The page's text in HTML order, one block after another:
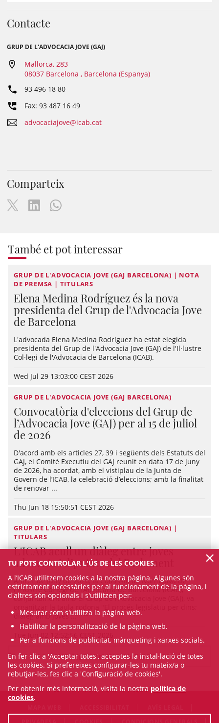
Contacte
GRUP DE L'ADVOCACIA JOVE (GAJ)
Mallorca, 283
08037 Barcelona , Barcelona (Espanya)
93 496 18 80
Fax: 93 487 16 49
advocaciajove@icab.cat
Comparteix
També et pot interessar
GRUP DE L'ADVOCACIA JOVE (GAJ BARCELONA) | NOTA
DE PREMSA | TITULARS
Elena Medina Rodríguez és la nova
presidenta del Grup de l'Advocacia Jove
de Barcelona
L'advocada Elena Medina Rodríguez ha estat elegida
presidenta del Grup de l'Advocacia Jove (GAJ) de l'Il·lustre
Col·legi de l'Advocacia de Barcelona (ICAB).
Wed Jul 29 13:03:00 CEST 2026
GRUP DE L'ADVOCACIA JOVE (GAJ BARCELONA)
Convocatòria d'eleccions del Grup de
l’Advocacia Jove (GAJ) per al 15 de juliol
de 2026
D'acord amb els articles 27, 39 i següents dels Estatuts del
GAJ, el Comitè Executiu del GAJ reunit en data 17 de juny
de 2026, ha acordat, amb el vistiplau de la Junta de
Govern de l’ICAB, la celebració d’eleccions; amb la finalitat
de renovar ...
Thu Jun 18 15:50:51 CEST 2026
GRUP DE L'ADVOCACIA JOVE (GAJ BARCELONA) |
TITULARS
L'ICAB acull un diàleg entre joves
advocats i diputats del Parlament
Ahir, 1 de juny de 2026, la Comissió de Normativa de
l'Il·lustre Col·legi de l’Advocacia de Barcelona (ICAB),
conjuntament amb el Grup de l'Advocacia Jove (GAJ), va
diàleg amb joves ...
Tue Jun 02 12:52:56 CEST 2026
VEURE TOTES LES NOTÍCIES
TU POTS CONTROLAR L'ÚS DE LES COOKIES.
A l’ICAB utilitzem cookies a la nostra pàgina. Algunes són
estrictament necessàries per al funcionament de la pàgina, i
d'altres són opcionals i s'utilitzen per:
Mesurar com s'utilitza la pàgina web.
Habilitar la personalització de la pàgina web.
Per a funcions de publicitat, màrqueting i xarxes socials.
En fer clic a 'Acceptar totes', acceptes la instal·lació de totes
les cookies. Si prefereixes configurar-les tu mateix/a o
rebutjar-les, fes clic a 'Configuració de cookies'.
Per obtenir més informació, visita la nostra política de
cookies.
×